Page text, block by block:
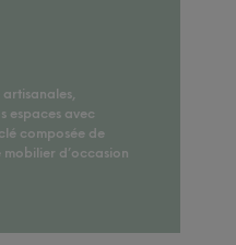
espaces avec
composée de
d’occasion